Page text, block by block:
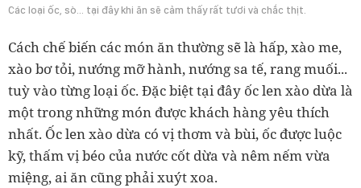
Các loại ốc, sò... tại đây khi ăn sẽ cảm thấy rất tươi và chắc thịt.
Cách chế biến các món ăn thường sẽ là hấp, xào me,
xào bơ tỏi, nướng mỡ hành, nướng sa tế, rang muối...
tuỳ vào từng loại ốc. Đặc biệt tại đây ốc len xào dừa là
một trong những món được khách hàng yêu thích
nhất. Ốc len xào dừa có vị thơm và bùi, ốc được luộc
kỹ, thấm vị béo của nước cốt dừa và nêm nếm vừa
miệng, ai ăn cũng phải xuýt xoa.